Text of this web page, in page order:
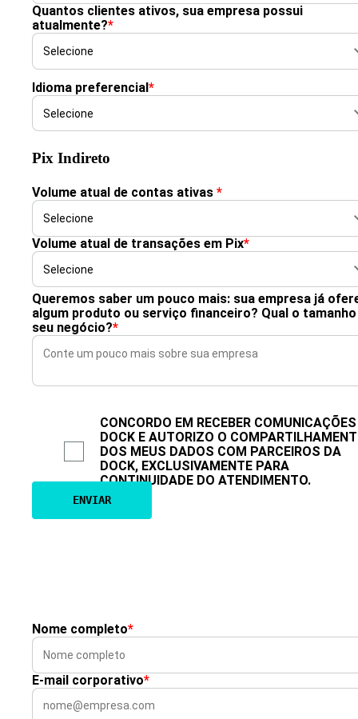
Quantos clientes ativos, sua empresa possui
atualmente?*
Idioma preferencial*
Pix Indireto
Volume atual de contas ativas *
Volume atual de transações em Pix*
Queremos saber um pouco mais: sua empresa já
algum produto ou serviço financeiro? Qual o
seu negócio?*
CONCORDO EM RECEBER
DOCK E AUTORIZO O
DOS MEUS DADOS COM PARCEIROS DA
DOCK, EXCLUSIVAMENTE PARA
CONTINUIDADE DO ATENDIMENTO.
Nome completo*
E-mail corporativo*